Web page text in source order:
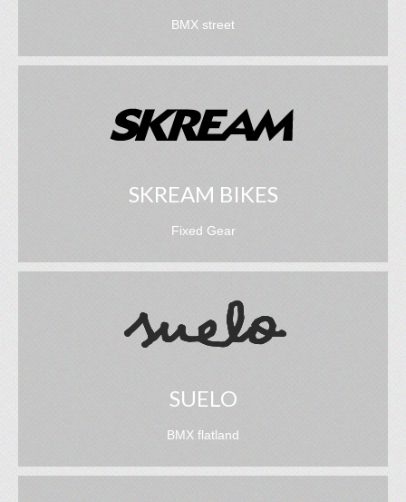
BMX street
SKREAM BIKES
Fixed Gear
SUELO
BMX flatland